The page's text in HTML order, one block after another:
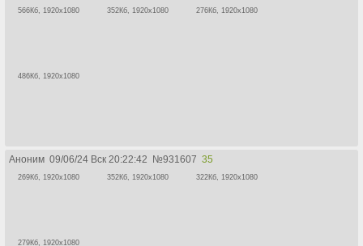
566Кб, 1920x1080 352Кб, 1920x1080 276Кб, 1920x1080
486Кб, 1920x1080
Аноним 09/06/24 Вск 20:22:42 №931607 35
269Кб, 1920x1080 352Кб, 1920x1080 322Кб, 1920x1080
279Кб, 1920x1080